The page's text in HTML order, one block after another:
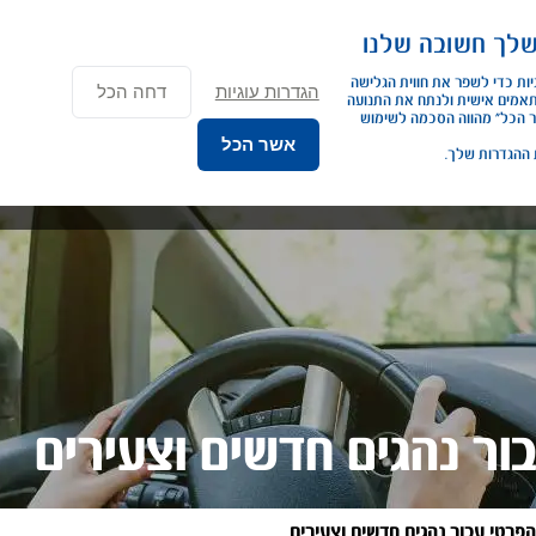
חשובה שלנו
ההגדרות שלך.
הגדרות עוגיות דחה הכל
אשר הכל
פרטי ליסינג תפעולי
נהגים חדשים וצעירים